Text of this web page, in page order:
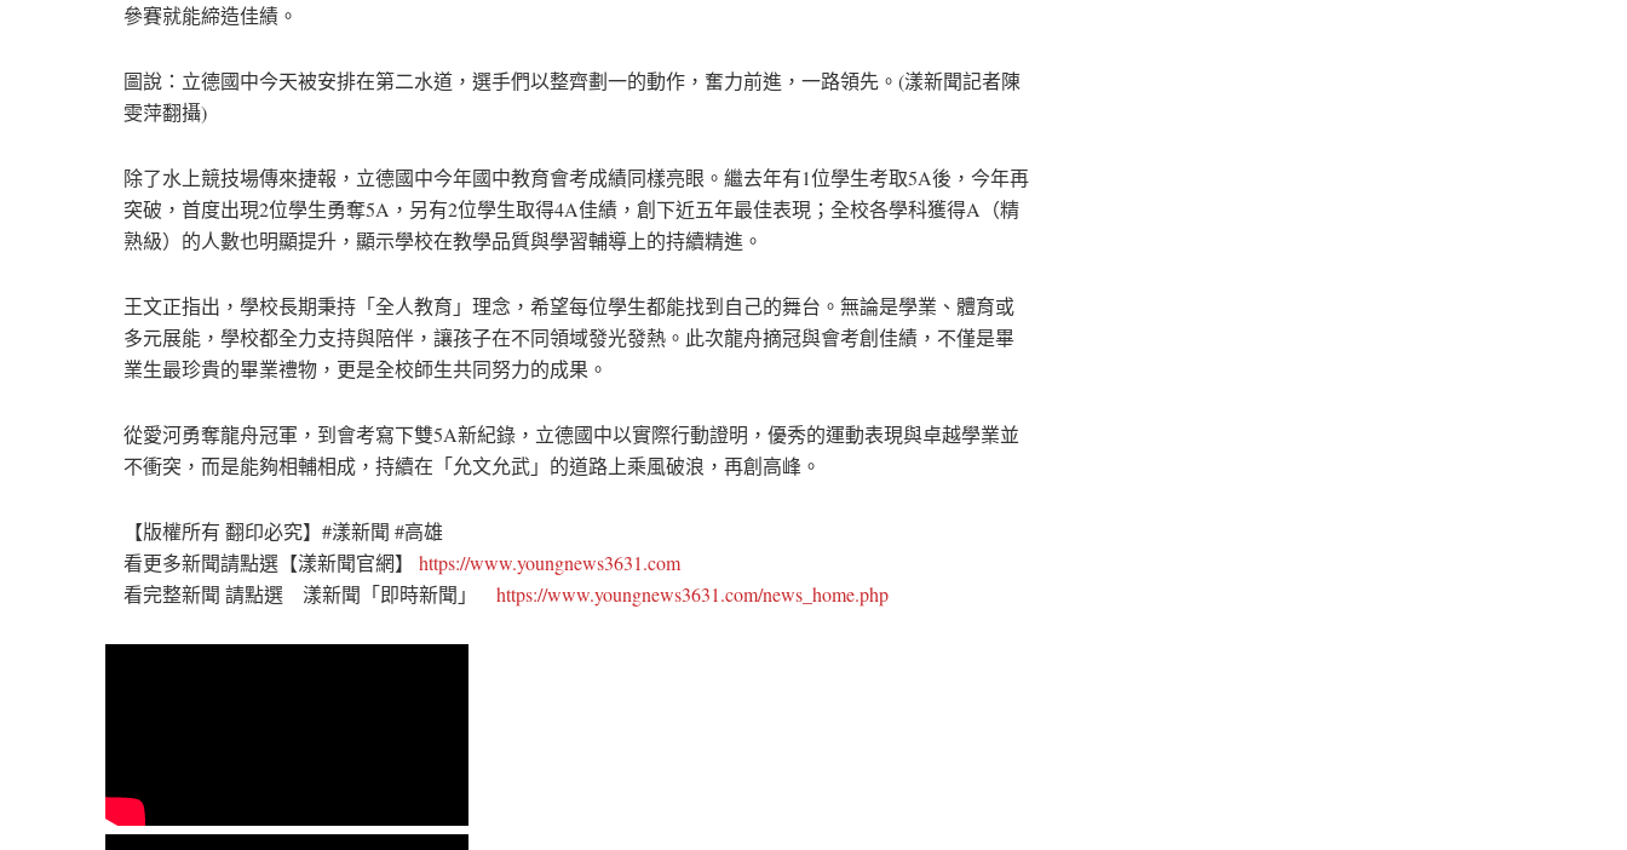
參賽就能締造佳績。
圖說：立德國中今天被安排在第二水道，選手們以整齊劃一的動作，奮力前進，一路領先。(漾新聞記者陳
雯萍翻攝)
除了水上競技場傳來捷報，立德國中今年國中教育會考成績同樣亮眼。繼去年有1位學生考取5A後，今年再
突破，首度出現2位學生勇奪5A，另有2位學生取得4A佳績，創下近五年最佳表現；全校各學科獲得A（精
熟級）的人數也明顯提升，顯示學校在教學品質與學習輔導上的持續精進。
王文正指出，學校長期秉持「全人教育」理念，希望每位學生都能找到自己的舞台。無論是學業、體育或
多元展能，學校都全力支持與陪伴，讓孩子在不同領域發光發熱。此次龍舟摘冠與會考創佳績，不僅是畢
業生最珍貴的畢業禮物，更是全校師生共同努力的成果。
從愛河勇奪龍舟冠軍，到會考寫下雙5A新紀錄，立德國中以實際行動證明，優秀的運動表現與卓越學業並
不衝突，而是能夠相輔相成，持續在「允文允武」的道路上乘風破浪，再創高峰。
【版權所有 翻印必究】#漾新聞 #高雄
看更多新聞請點選【漾新聞官網】 https://www.youngnews3631.com
看完整新聞 請點選 漾新聞「即時新聞」 https://www.youngnews3631.com/news_home.php